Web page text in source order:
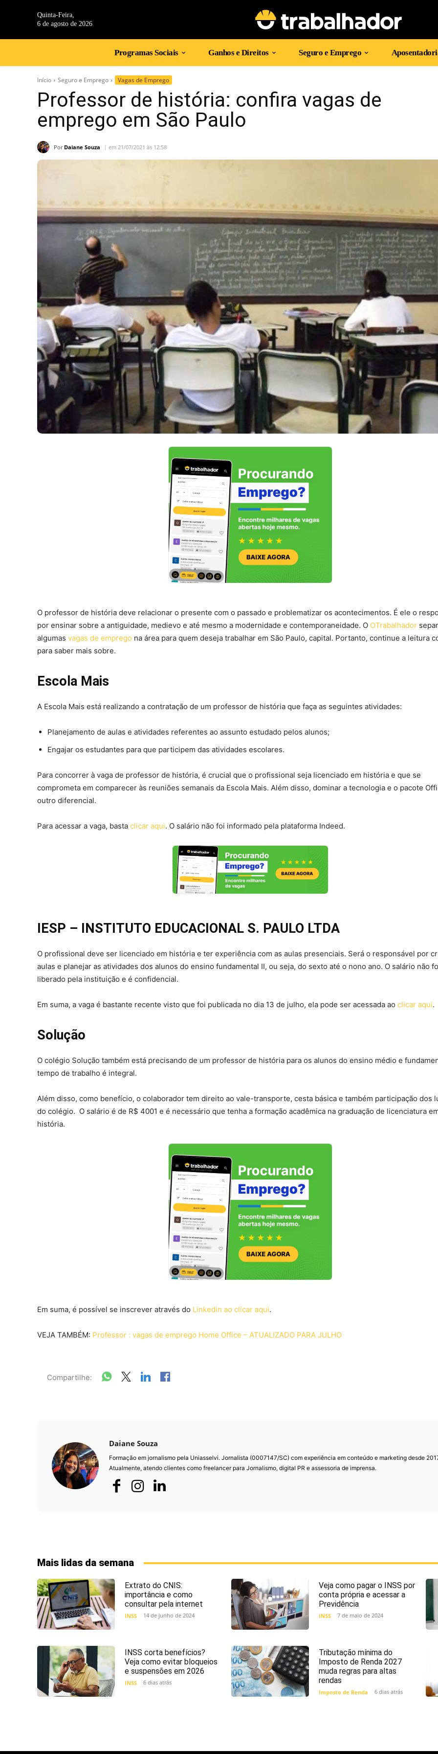
Quinta-Feira,
6 de agosto de 2026
Programas Sociais Ganhos e Direitos Seguro e Emprego
Início Seguro e Emprego Vagas de Emprego
Professor de história: confira vagas de
emprego em São Paulo
Por Daiane Souza em 21/07/2021 às 12:58
O professor de história deve relacionar o presente com o passado e problematizar os acontecimentos. É ele o
por ensinar sobre a antiguidade, medievo e até mesmo a modernidade e contemporaneidade. O OTrabalhador
algumas vagas de emprego na área para quem deseja trabalhar em São Paulo, capital. Portanto, continue a leitura
para saber mais sobre.
Escola Mais
A Escola Mais está realizando a contratação de um professor de história que faça as seguintes atividades:
Planejamento de aulas e atividades referentes ao assunto estudado pelos alunos;
Engajar os estudantes para que participem das atividades escolares.
Para concorrer à vaga de professor de história, é crucial que o profissional seja licenciado em história e que se
comprometa em comparecer às reuniões semanais da Escola Mais. Além disso, dominar a tecnologia e o pacote
outro diferencial.
Para acessar a vaga, basta clicar aqui. O salário não foi informado pela plataforma Indeed.
IESP – INSTITUTO EDUCACIONAL S. PAULO LTDA
O profissional deve ser licenciado em história e ter experiência com as aulas presenciais. Será o responsável por
aulas e planejar as atividades dos alunos do ensino fundamental II, ou seja, do sexto até o nono ano. O salário não
liberado pela instituição e é confidencial.
Em suma, a vaga é bastante recente visto que foi publicada no dia 13 de julho, ela pode ser acessada ao clicar aqui.
Solução
O colégio Solução também está precisando de um professor de história para os alunos do ensino médio e
tempo de trabalho é integral.
Além disso, como benefício, o colaborador tem direito ao vale-transporte, cesta básica e também participação dos
do colégio. O salário é de R$ 4001 e é necessário que tenha a formação acadêmica na graduação de licenciatura
história.
Em suma, é possível se inscrever através do Linkedin ao clicar aqui.
VEJA TAMBÉM: Professor : vagas de emprego Home Office – ATUALIZADO PARA JULHO
Compartilhe:
Daiane Souza
Formação em jornalismo pela Uniasselvi. Jornalista (0007147/SC) com experiência em conteúdo e marketing desde
Atualmente, atendo clientes como freelancer para Jornalismo, digital PR e assessoria de imprensa.
Mais lidas da semana
Extrato do CNIS:
importância e como
consultar pela internet
INSS 14 de junho de 2024
Veja como pagar o INSS por
conta própria e acessar a
Previdência
INSS 7 de maio de 2024
INSS corta benefícios?
Veja como evitar bloqueios
e suspensões em 2026
INSS 6 dias atrás
Tributação mínima do
Imposto de Renda 2027
muda regras para altas
rendas
Imposto de Renda 6 dias atrás